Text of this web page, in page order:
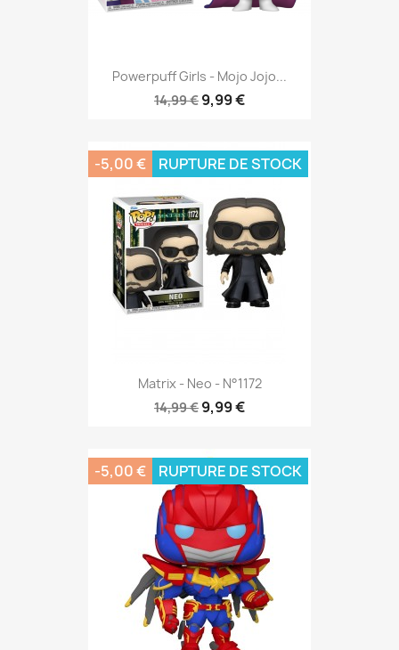
Powerpuff Girls - Mojo Jojo...
14,99 € 9,99 €
Matrix - Neo - N°1172
14,99 € 9,99 €
-5,00 € RUPTURE DE STOCK
-5,00 € RUPTURE DE STOCK